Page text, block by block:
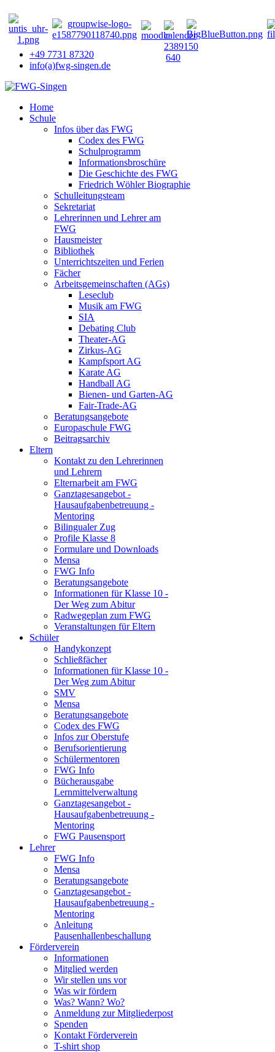
+49 7731 87320
info(a)fwg-singen.de
Home
Schule
Infos über das FWG
Codex des FWG
Schulprogramm
Informationsbroschüre
Die Geschichte des FWG
Friedrich Wöhler Biographie
Schulleitungsteam
Sekretariat
Lehrerinnen und Lehrer am
FWG
Hausmeister
Bibliothek
Unterrichtszeiten und Ferien
Fächer
Arbeitsgemeinschaften (AGs)
Leseclub
Musik am FWG
SIA
Debating Club
Theater-AG
Zirkus-AG
Kampfsport AG
Karate AG
Handball AG
Bienen- und Garten-AG
Fair-Trade-AG
Beratungsangebote
Europaschule FWG
Beitragsarchiv
Eltern
Kontakt zu den Lehrerinnen
und Lehrern
Elternarbeit am FWG
Ganztagesangebot -
Hausaufgabenbetreuung -
Mentoring
Bilingualer Zug
Profile Klasse 8
Formulare und Downloads
Mensa
FWG Info
Beratungsangebote
Informationen für Klasse 10 -
Der Weg zum Abitur
Radwegeplan zum FWG
Veranstaltungen für Eltern
Schüler
Handykonzept
Schließfächer
Informationen für Klasse 10 -
Der Weg zum Abitur
SMV
Mensa
Beratungsangebote
Codex des FWG
Infos zur Oberstufe
Berufsorientierung
Schülermentoren
FWG Info
Bücherausgabe
Lernmittelverwaltung
Ganztagesangebot -
Hausaufgabenbetreuung -
Mentoring
FWG Pausensport
Lehrer
FWG Info
Mensa
Beratungsangebote
Ganztagesangebot -
Hausaufgabenbetreuung -
Mentoring
Anleitung
Pausenhallenbeschallung
Förderverein
Informationen
Mitglied werden
Wir stellen uns vor
Was wir fördern
Was? Wann? Wo?
Anmeldung zur Mitgliederpost
Spenden
Kontakt Förderverein
T-shirt shop